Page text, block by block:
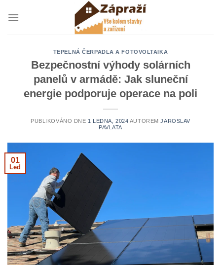
TEPELNÁ ČERPADLA A FOTOVOLTAIKA
Bezpečnostní výhody solárních
panelů v armádě: Jak sluneční
energie podporuje operace na poli
PUBLIKOVÁNO DNE 1 LEDNA, 2024 AUTOREMJAROSLAV
PAVLATA
01
Led